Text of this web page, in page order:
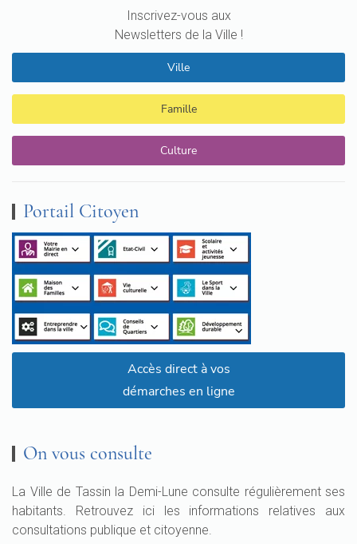
Inscrivez-vous aux
Newsletters de la Ville !
Ville
Famille
Culture
Portail Citoyen
Accès direct à vos
démarches en ligne
On vous consulte
La Ville de Tassin la Demi-Lune consulte régulièrement ses
habitants. Retrouvez ici les informations relatives aux
consultations publique et citoyenne.